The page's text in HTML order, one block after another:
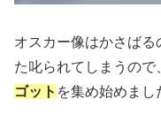
オスカー像はかさばる
た叱られてしまうの
ゴット を集め始めまし